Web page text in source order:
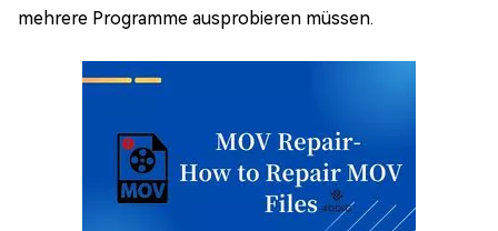
mehrere Programme ausprobieren müssen.